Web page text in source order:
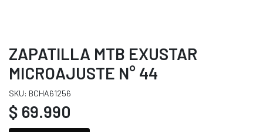
ZAPATILLA MTB EXUSTAR
MICROAJUSTE N° 44
SKU: BCHA61256
$ 69.990